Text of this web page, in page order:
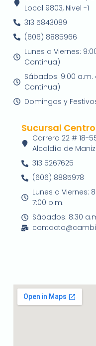
Local 9803, Nivel -1
313 5843089
(606) 8885966
Lunes a Viernes:
Continua)
Sábados: 9:00
Continua)
Domingos y
Sucursal
Carrera 22 # 18-
Alcaldía de
313 5267625
(606) 8885978
Lunes a Viernes:
7:00 p.m.
Sábados: 8:30